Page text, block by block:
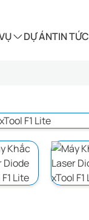
DỰ ÁNTIN TỨC